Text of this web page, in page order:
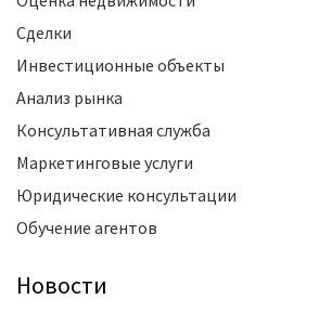
Сделки
Инвестиционные объекты
Анализ рынка
Консультативная служба
Маркетинговые услуги
Юридические консультации
Обучение агентов
Новости